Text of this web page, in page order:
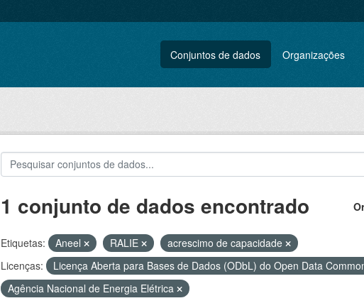
Conjuntos de dados Organizações
1 conjunto de dados encontrado
Etiquetas: Aneel RALIE
acrescimo de capacidade
Licenças:
Licença Aberta para Bases de Dados (ODbL) do Open Data
Agência Nacional de Energia Elétrica